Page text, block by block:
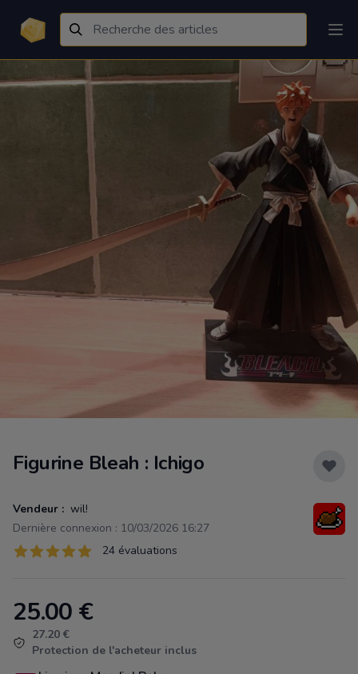
Figurine Bleah : Ichigo
Vendeur : wil!
Dernière connexion : 10/03/2026 16:27
Évaluations
24 sur 5 étoiles 24 évaluations
Product information
25.00 €
27.20 €
Protection de l'acheteur inclus